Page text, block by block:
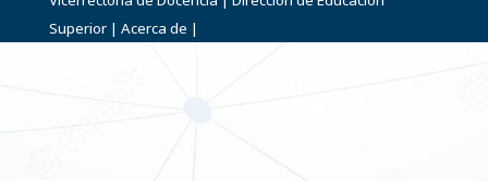
Superior | Acerca de |